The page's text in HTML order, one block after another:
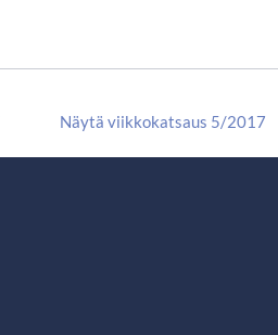
Näytä viikkokatsaus 5/2017